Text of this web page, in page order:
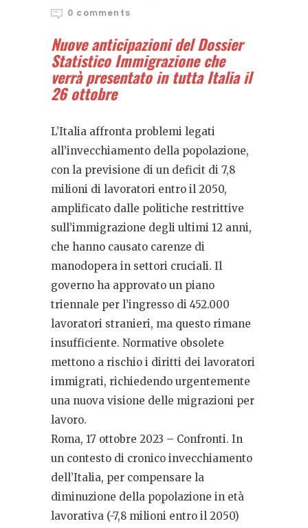
0 comments
Nuove anticipazioni del Dossier
Statistico Immigrazione che
verrà presentato in tutta Italia il
26 ottobre
L’Italia affronta problemi legati
all’invecchiamento della popolazione,
con la previsione di un deficit di 7,8
milioni di lavoratori entro il 2050,
amplificato dalle politiche restrittive
sull’immigrazione degli ultimi 12 anni,
che hanno causato carenze di
manodopera in settori cruciali. Il
governo ha approvato un piano
triennale per l’ingresso di 452.000
lavoratori stranieri, ma questo rimane
insufficiente. Normative obsolete
mettono a rischio i diritti dei lavoratori
immigrati, richiedendo urgentemente
una nuova visione delle migrazioni per
lavoro.
Roma, 17 ottobre 2023 – Confronti. In
un contesto di cronico invecchiamento
dell’Italia, per compensare la
diminuzione della popolazione in età
lavorativa (-7,8 milioni entro il 2050)